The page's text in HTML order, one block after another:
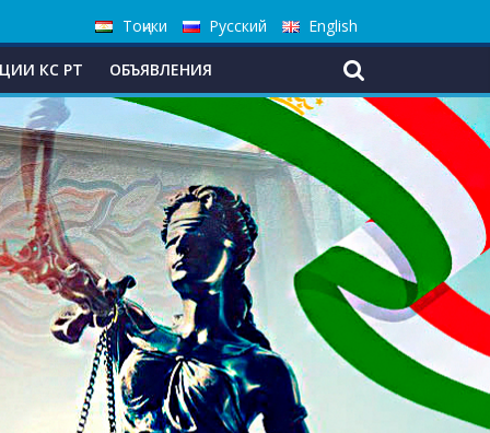
Тоҷики Русский English
КС РТ ОБЪЯВЛЕНИЯ